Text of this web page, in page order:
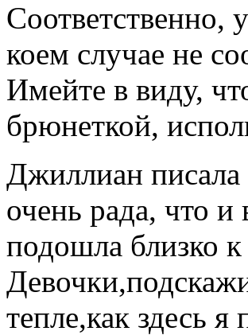
Соответственно,
коем случае не
Имейте в виду,
брюнеткой,
Джиллиан
очень рада, что и
подошла близко к
тепле,как здесь я